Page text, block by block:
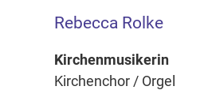
Rebecca Rolke
Kirchenmusikerin
Kirchenchor / Orgel